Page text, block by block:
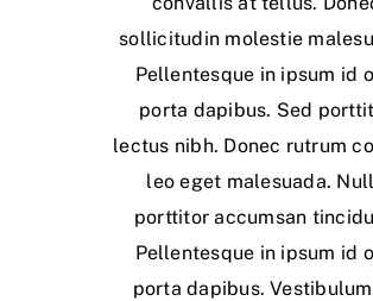
sollicitudin molestie
Pellentesque in ipsum id
porta dapibus. Sed
lectus nibh. Donec rutrum
leo eget malesuada.
porttitor accumsan
Pellentesque in ipsum id
porta dapibus.